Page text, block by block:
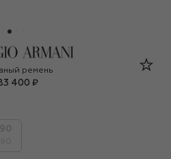
Armani
ремень
400 ₽